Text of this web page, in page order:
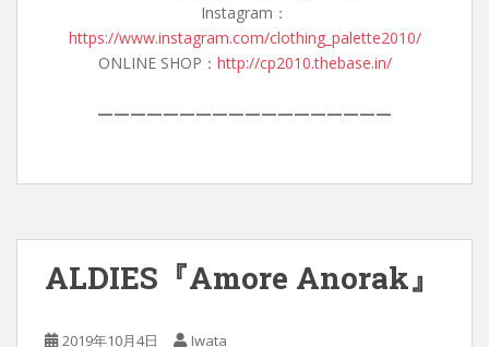
Instagram：
https://www.instagram.com/clothing_palette2010/
ONLINE SHOP： http://cp2010.thebase.in/
——————————————————
ALDIES『Amore Anorak』
2019年10月4日 Iwata